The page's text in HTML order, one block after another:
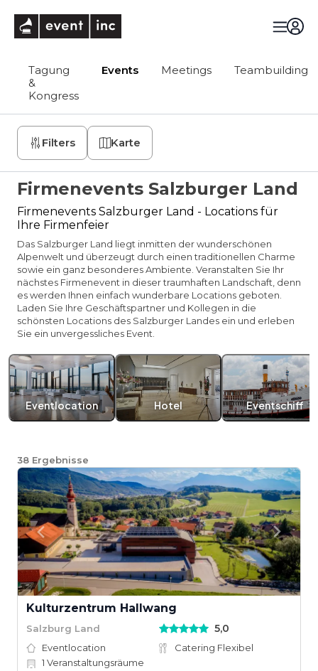
Tagung
&
Kongress
Events Meetings Teambuilding
Filters Karte
Firmenevents Salzburger Land
Firmenevents Salzburger Land - Locations für
Ihre Firmenfeier
Das Salzburger Land liegt inmitten der wunderschönen
Alpenwelt und überzeugt durch einen traditionellen Charme
sowie ein ganz besonderes Ambiente. Veranstalten Sie Ihr
nächstes Firmenevent in dieser traumhaften Landschaft, denn
es werden Ihnen einfach wunderbare Locations geboten.
Laden Sie Ihre Geschäftspartner und Kollegen in die
schönsten Locations des Salzburger Landes ein und erleben
Sie ein unvergessliches Event.
Eventlocation Hotel Eventschiff
38 Ergebnisse
Kulturzentrum Hallwang
Salzburg Land 5,0
Eventlocation
Catering Flexibel
1 Veranstaltungsräume